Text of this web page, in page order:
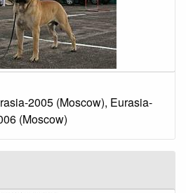
2005 (Moscow), Eurasia-
(Moscow)